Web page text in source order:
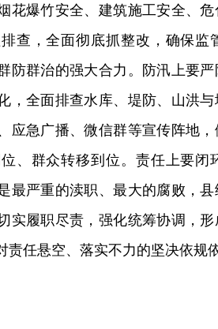
花爆竹安全、建筑施工安全、
查，全面彻底抓整改，确保监
防群治的强大合力。防汛上要
，全面排查水库、堤防、山洪
应急广播、微信群等宣传阵地
、群众转移到位。责任上要闭
最严重的渎职、最大的腐败，县
实履职尽责，强化统筹协调，形
责任悬空、落实不力的坚决依规